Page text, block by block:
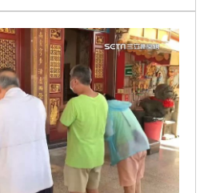
題，但外界霧裡看花，還有玄
片，怒批永慶堂忘恩負義。